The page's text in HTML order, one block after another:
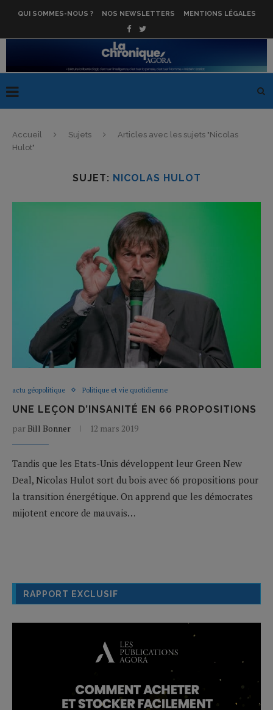
QUI SOMMES-NOUS ? NOS NEWSLETTERS MENTIONS LÉGALES
Accueil Sujets
Articles avec les sujets "Nicolas
Hulot"
SUJET: NICOLAS HULOT
actu géopolitique Politique et vie quotidienne
UNE LEÇON D’INSANITÉ EN 66 PROPOSITIONS
par Bill Bonner 12 mars 2019
Tandis que les Etats-Unis développent leur Green New
Deal, Nicolas Hulot sort du bois avec 66 propositions pour
la transition énergétique. On apprend que les démocrates
mijotent encore de mauvais…
RAPPORT EXCLUSIF